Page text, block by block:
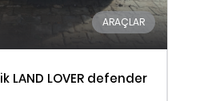
ARAÇLAR
LAND LOVER defender